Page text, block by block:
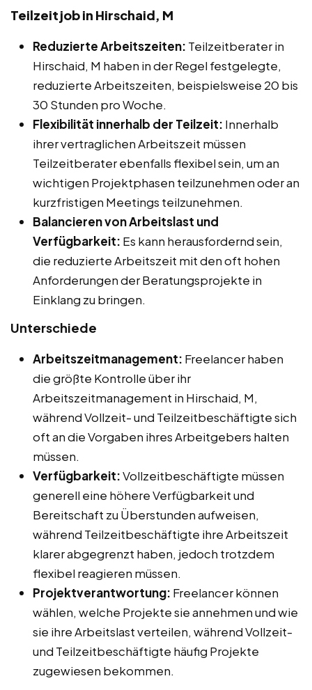
Teilzeitjob in Hirschaid, M
Reduzierte Arbeitszeiten: Teilzeitberater in
Hirschaid, M haben in der Regel festgelegte,
reduzierte Arbeitszeiten, beispielsweise 20 bis
30 Stunden pro Woche.
Flexibilität innerhalb der Teilzeit: Innerhalb
ihrer vertraglichen Arbeitszeit müssen
Teilzeitberater ebenfalls flexibel sein, um an
wichtigen Projektphasen teilzunehmen oder an
kurzfristigen Meetings teilzunehmen.
Balancieren von Arbeitslast und
Verfügbarkeit: Es kann herausfordernd sein,
die reduzierte Arbeitszeit mit den oft hohen
Anforderungen der Beratungsprojekte in
Einklang zu bringen.
Unterschiede
Arbeitszeitmanagement: Freelancer haben
die größte Kontrolle über ihr
Arbeitszeitmanagement in Hirschaid, M,
während Vollzeit- und Teilzeitbeschäftigte sich
oft an die Vorgaben ihres Arbeitgebers halten
müssen.
Verfügbarkeit:Vollzeitbeschäftigte müssen
generell eine höhere Verfügbarkeit und
Bereitschaft zu Überstunden aufweisen,
während Teilzeitbeschäftigte ihre Arbeitszeit
klarer abgegrenzt haben, jedoch trotzdem
flexibel reagieren müssen.
Projektverantwortung: Freelancer können
wählen, welche Projekte sie annehmen und wie
sie ihre Arbeitslast verteilen, während Vollzeit-
und Teilzeitbeschäftigte häufig Projekte
zugewiesen bekommen.